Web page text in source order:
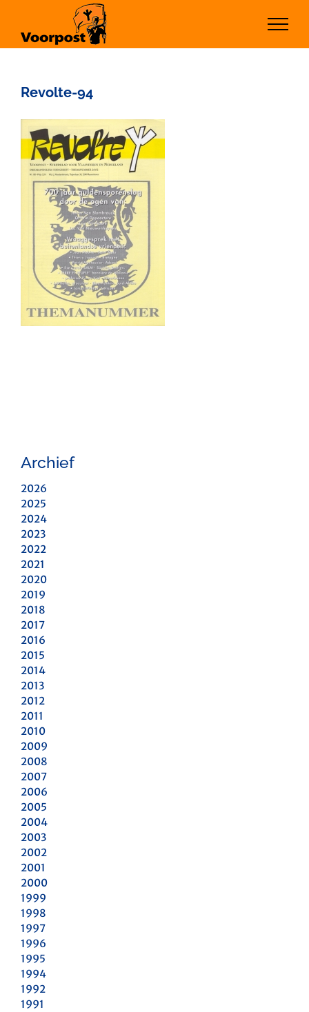
inhoud
Revolte-94
Archief
2026
2025
2024
2023
2022
2021
2020
2019
2018
2017
2016
2015
2014
2013
2012
2011
2010
2009
2008
2007
2006
2005
2004
2003
2002
2001
2000
1999
1998
1997
1996
1995
1994
1992
1991